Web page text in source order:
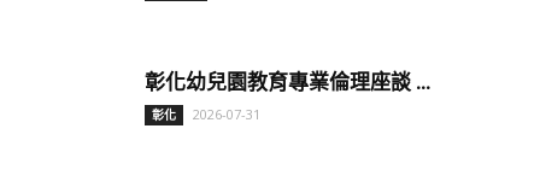
彰化幼兒園教育專業倫理座談 ...
彰化 2026-07-31